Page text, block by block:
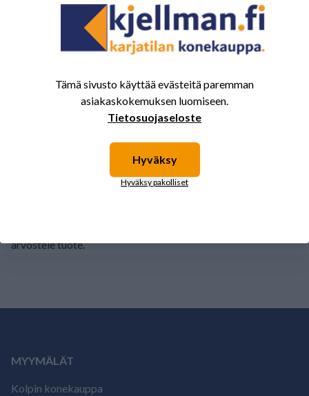
ARVOSTELUJEN YHTEENVETO
(0/5) Yhteensä 0 Arvostelut
arvostele tuote.
MYYMÄLÄT
Kolpin konekauppa
Tämä sivusto käyttää evästeitä paremman
asiakaskokemuksen luomiseen.
Tietosuojaseloste
Hyväksy
Hyväksy pakolliset